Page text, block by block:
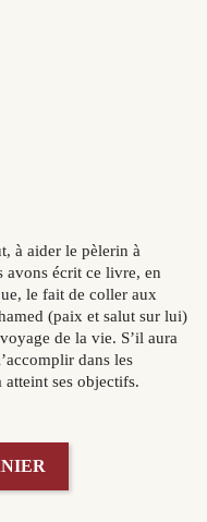
à aider le pèlerin à
écrit ce livre, en
le fait de coller aux
(paix et salut sur lui)
de la vie. S’il aura
dans les
ses objectifs.